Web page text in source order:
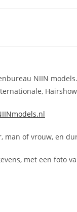
NIIN models.
man of vrouw, en
met een foto